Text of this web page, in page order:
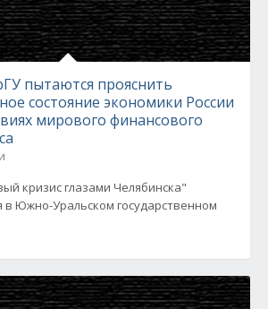
пытаются прояснить
состояние экономики России
мирового финансового
кризис глазами Челябинска"
в Южно-Уральском государственном